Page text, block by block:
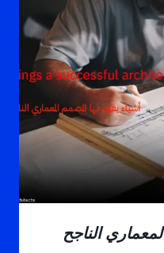
الناجح